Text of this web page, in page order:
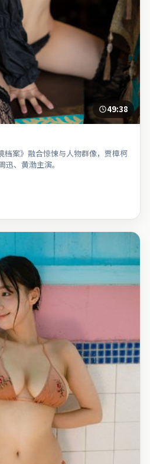
49:38
档案》融合惊悚与人物群像，贾樟柯
、黄渤主演。